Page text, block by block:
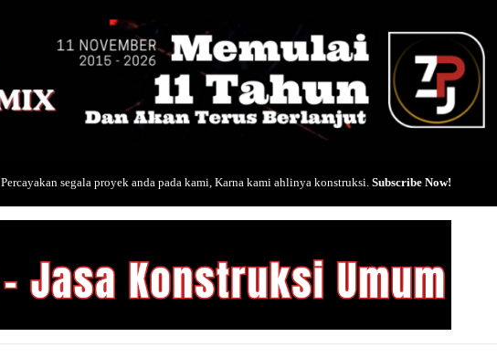
Percayakan segala proyek anda pada kami, Karna kami ahlinya konstruksi. Subscribe Now!